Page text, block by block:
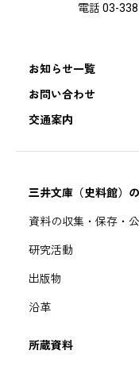
電話 03-
お知らせ一覧
お問い合わせ
交通案内
三井文庫（史料館）
資料の収集・保存・
研究活動
出版物
沿革
所蔵資料